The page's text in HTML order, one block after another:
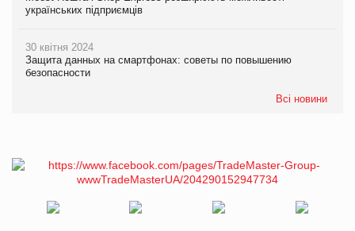
українських підприємців
30 квітня 2024
Защита данных на смартфонах: советы по повышению
безопасности
Всі новини